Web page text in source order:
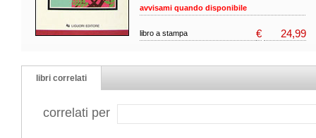
avvisami quando disponibile
libro a stampa € 24,99
libri correlati
correlati per